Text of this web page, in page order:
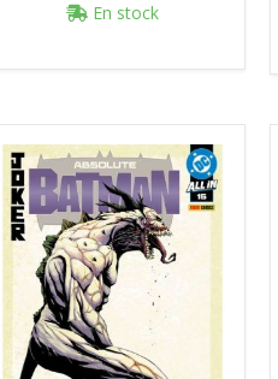
En stock